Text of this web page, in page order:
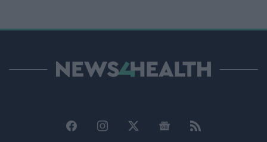
Η ΕΙΝΑΠ καταγγέλλει την αιφνιδιαστική ένταξη του